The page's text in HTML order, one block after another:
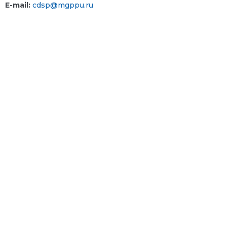
E-mail: cdsp@mgppu.ru